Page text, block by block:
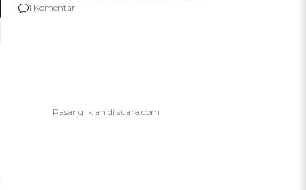
agar Dana Tidak Hangus!
1 Komentar